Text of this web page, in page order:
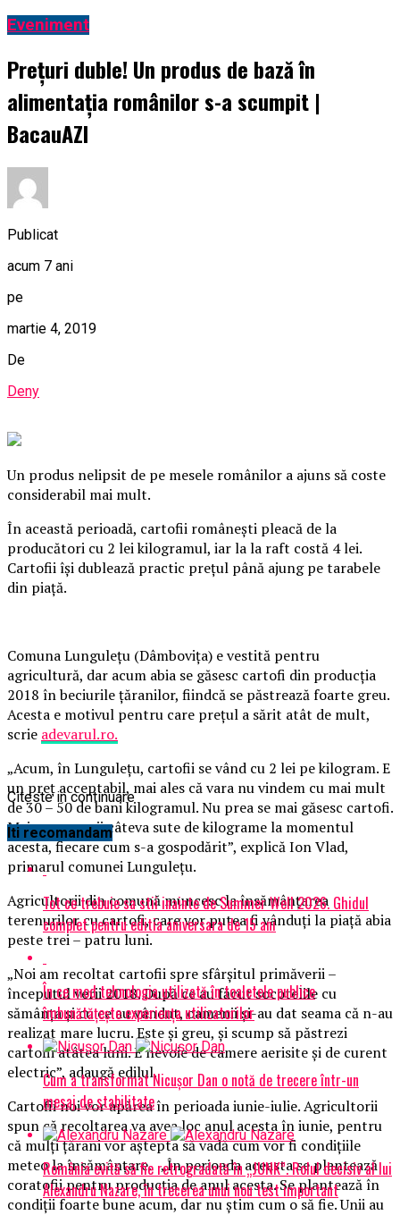
Eveniment
Prețuri duble! Un produs de bază în
alimentația românilor s-a scumpit |
BacauAZI
Publicat
acum 7 ani
pe
martie 4, 2019
De
Deny
Un produs nelipsit de pe mesele românilor a ajuns să coste
considerabil mai mult.
În această perioadă, cartofii româneşti pleacă de la
producători cu 2 lei kilogramul, iar la la raft costă 4 lei.
Cartofii îşi dublează practic preţul până ajung pe tarabele
din piaţă.
Comuna Lunguleţu (Dâmboviţa) e vestită pentru
agricultură, dar acum abia se găsesc cartofi din producţia
2018 în beciurile ţăranilor, fiindcă se păstrează foarte greu.
Acesta e motivul pentru care preţul a sărit atât de mult,
scrie adevarul.ro.
„Acum, în Lunguleţu, cartofii se vând cu 2 lei pe kilogram. E
un preţ acceptabil, mai ales că vara nu vindem cu mai mult
de 30 – 50 de bani kilogramul. Nu prea se mai găsesc cartofi.
Mai au oamenii câteva sute de kilograme la momentul
acesta, fiecare cum s-a gospodărit”, explică Ion Vlad,
primarul comunei Lunguleţu.
Agricultorii din comună muncesc la însămânţarea
terenurilor cu cartofi, care vor putea fi vânduţi la piaţă abia
peste trei – patru luni.
„Noi am recoltat cartofii spre sfârşitul primăverii –
începutul verii 2018. După ce au făcut socotelile cu
sămânţa şi cu ce au vândut, oamenii şi-au dat seama că n-au
realizat mare lucru. Este şi greu, şi scump să păstrezi
cartofii atâtea luni. E nevoie de camere aerisite şi de curent
electric”, adaugă edilul.
Cartofii noi vor apărea în perioada iunie-iulie. Agricultorii
spun că recoltarea va avea loc anul acesta în iunie, pentru
că mulţi ţărani vor aştepta să vadă cum vor fi condiţiile
meteo la însămânţare. „În perioada aceasta se plantează
coratofii pentru producţia de anul acesta. Se plantează în
condiţii foarte bune acum, dar nu ştim cum o să fie. Unii au
Citeste in continuare
Iti recomandam
Tot ce trebuie sa stii inainte de Summer Well 2026. Ghidul
complet pentru editia aniversara de 15 ani
În ce mod tehnologia utilizată în toaletele publice
îmbunătățește experiența utilizatorilor
Cum a transformat Nicușor Dan o notă de trecere într-un
mesaj de stabilitate
România evită să fie retrogradată în „JUNK”. Rolul decisiv al lui
Alexandru Nazare, în trecerea unui nou test important